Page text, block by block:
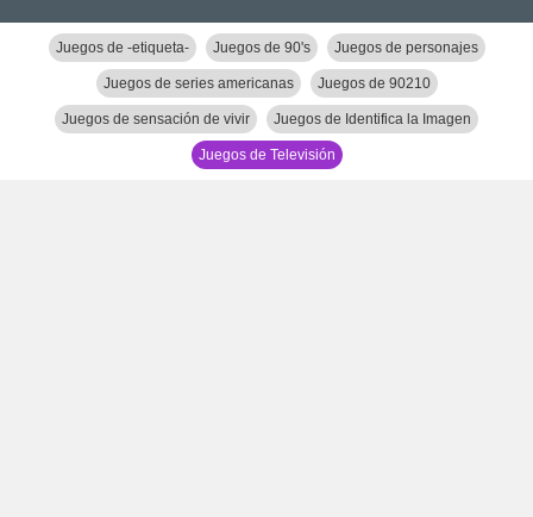
Juegos de -etiqueta- Juegos de 90's Juegos de personajes
Juegos de series americanas Juegos de 90210
Juegos de sensación de vivir Juegos de Identifica la Imagen
Juegos de Televisión